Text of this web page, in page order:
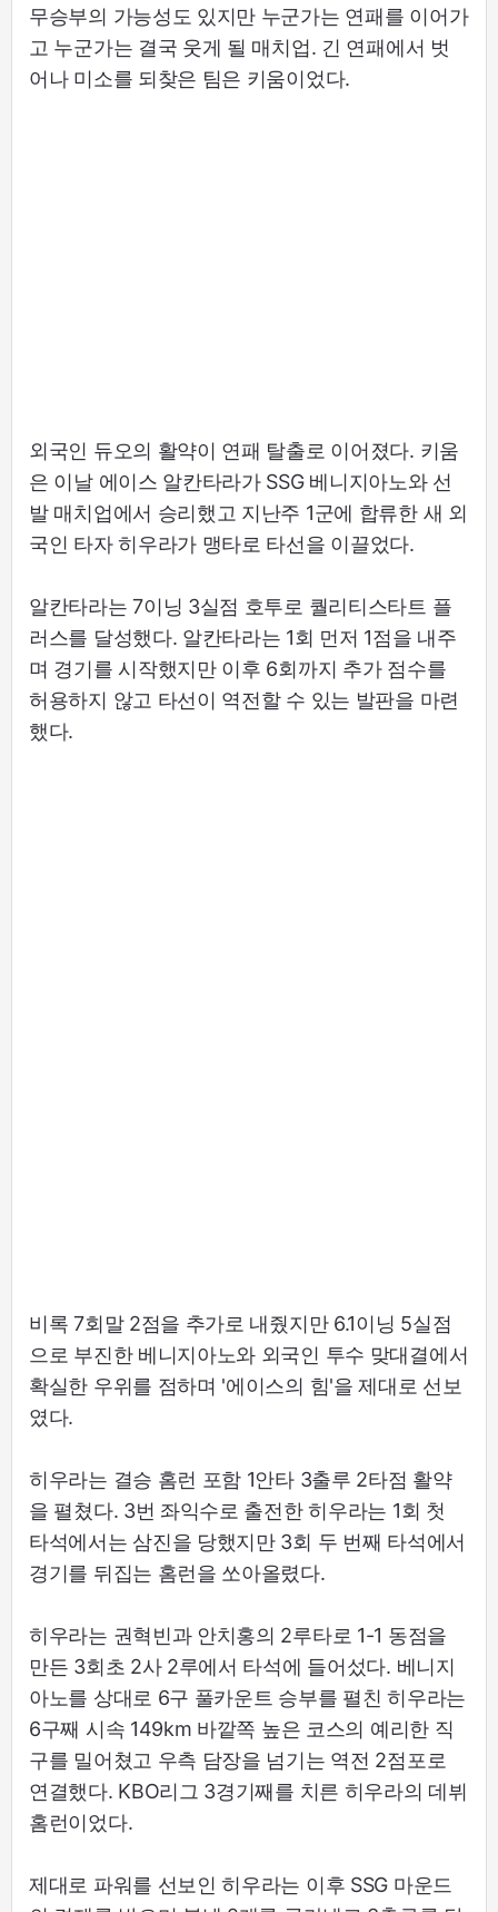
무승부의 가능성도 있지만 누군가는 연패를 이어가
고 누군가는 결국 웃게 될 매치업. 긴 연패에서 벗
어나 미소를 되찾은 팀은 키움이었다.
외국인 듀오의 활약이 연패 탈출로 이어졌다. 키움
은 이날 에이스 알칸타라가 SSG 베니지아노와 선
발 매치업에서 승리했고 지난주 1군에 합류한 새 외
국인 타자 히우라가 맹타로 타선을 이끌었다.
알칸타라는 7이닝 3실점 호투로 퀄리티스타트 플
러스를 달성했다. 알칸타라는 1회 먼저 1점을 내주
며 경기를 시작했지만 이후 6회까지 추가 점수를
허용하지 않고 타선이 역전할 수 있는 발판을 마련
했다.
비록 7회말 2점을 추가로 내줬지만 6.1이닝 5실점
으로 부진한 베니지아노와 외국인 투수 맞대결에서
확실한 우위를 점하며 '에이스의 힘'을 제대로 선보
였다.
히우라는 결승 홈런 포함 1안타 3출루 2타점 활약
을 펼쳤다. 3번 좌익수로 출전한 히우라는 1회 첫
타석에서는 삼진을 당했지만 3회 두 번째 타석에서
경기를 뒤집는 홈런을 쏘아올렸다.
히우라는 권혁빈과 안치홍의 2루타로 1-1 동점을
만든 3회초 2사 2루에서 타석에 들어섰다. 베니지
아노를 상대로 6구 풀카운트 승부를 펼친 히우라는
6구째 시속 149km 바깥쪽 높은 코스의 예리한 직
구를 밀어쳤고 우측 담장을 넘기는 역전 2점포로
연결했다. KBO리그 3경기째를 치른 히우라의 데뷔
홈런이었다.
제대로 파워를 선보인 히우라는 이후 SSG 마운드